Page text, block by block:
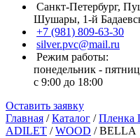
Санкт-Петербург,
Шушары, 1-й
+7 (981) 809-63-30
silver.pvc@mail.ru
Режим работы:
понедельник -
с 9:00 до 18:00
Оставить заявку
Главная /Каталог /
ADILET /WOOD /BELLA